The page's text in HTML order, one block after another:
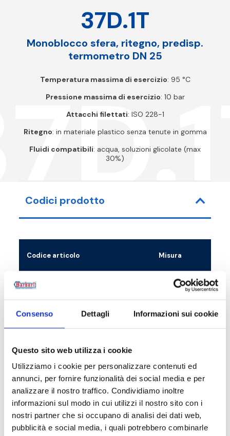
Consenso Dettagli Informazioni sui cookie
Questo sito web utilizza i cookie
Utilizziamo i cookie per personalizzare contenuti ed
annunci, per fornire funzionalità dei social media e per
analizzare il nostro traffico. Condividiamo inoltre
informazioni sul modo in cui utilizzi il nostro sito con i
nostri partner che si occupano di analisi dei dati web,
pubblicità e social media, i quali potrebbero combinarle
37D.1T
Monoblocco sfera, ritegno, predisp.
termometro DN 25
Temperatura massima di esercizio: 95 °C
Pressione massima di esercizio: 10 bar
Attacchi filettati: ISO 228-1
Ritegno: in materiale plastico senza tenute in gomma
Fluidi compatibili: acqua, soluzioni glicolate (max
30%)
Codici prodotto
Codice articolo Misura
37D0250001T G 1 F - G 1 1/2 RN
Descrizione
Documentazione
Accessori